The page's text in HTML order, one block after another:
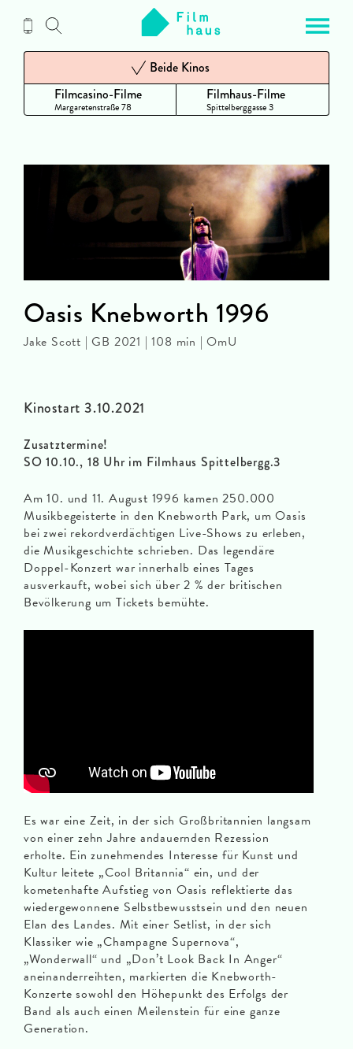
Inhalt
Filmcasino-Filme
Margaretenstraße 78
Beide Kinos
Filmhaus-Filme
Spittelberggasse 3
Kinostart 3.10.2021
Zusatztermine!
SO 10.10., 18 Uhr im Filmhaus Spittelbergg.3
Am 10. und 11. August 1996 kamen 250.000
Musikbegeisterte in den Knebworth Park, um Oasis
bei zwei rekordverdächtigen Live-Shows zu erleben,
die Musikgeschichte schrieben. Das legendäre
Doppel-Konzert war innerhalb eines Tages
ausverkauft, wobei sich über 2 % der britischen
Bevölkerung um Tickets bemühte.
Es war eine Zeit, in der sich Großbritannien langsam
von einer zehn Jahre andauernden Rezession
erholte. Ein zunehmendes Interesse für Kunst und
Kultur leitete „Cool Britannia“ ein, und der
kometenhafte Aufstieg von Oasis reflektierte das
wiedergewonnene Selbstbewusstsein und den neuen
Elan des Landes. Mit einer Setlist, in der sich
Klassiker wie „Champagne Supernova“,
„Wonderwall“ und „Don’t Look Back In Anger“
aneinanderreihten, markierten die Knebworth-
Konzerte sowohl den Höhepunkt des Erfolgs der
Band als auch einen Meilenstein für eine ganze
Generation.
Oasis Knebworth 1996
Jake Scott | GB 2021 | 108 min | OmU